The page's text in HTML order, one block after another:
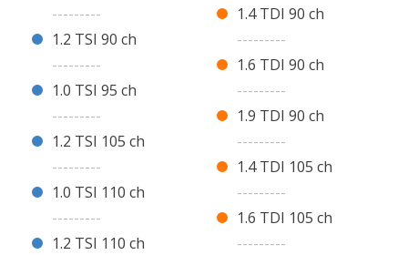
---------
1.2 TSI 90 ch
---------
1.0 TSI 95 ch
---------
1.2 TSI 105 ch
---------
1.0 TSI 110 ch
---------
1.2 TSI 110 ch
1.4 TDI 90 ch
---------
1.6 TDI 90 ch
---------
1.9 TDI 90 ch
---------
1.4 TDI 105 ch
---------
1.6 TDI 105 ch
---------